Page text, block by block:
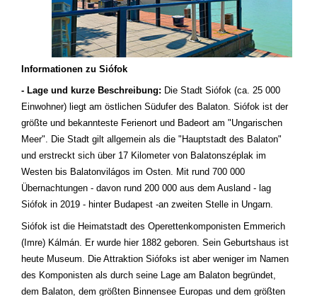
Informationen zu Siófok
- Lage und kurze Beschreibung: Die Stadt Siófok (ca. 25 000
Einwohner) liegt am östlichen Südufer des Balaton. Siófok ist der
größte und bekannteste Ferienort und Badeort am "Ungarischen
Meer". Die Stadt gilt allgemein als die "Hauptstadt des Balaton"
und erstreckt sich über 17 Kilometer von Balatonszéplak im
Westen bis Balatonvilágos im Osten. Mit rund 700 000
Übernachtungen - davon rund 200 000 aus dem Ausland - lag
Siófok in 2019 - hinter Budapest -an zweiten Stelle in Ungarn.
Siófok ist die Heimatstadt des Operettenkomponisten Emmerich
(Imre) Kálmán. Er wurde hier 1882 geboren. Sein Geburtshaus ist
heute Museum. Die Attraktion Siófoks ist aber weniger im Namen
des Komponisten als durch seine Lage am Balaton begründet,
dem Balaton, dem größten Binnensee Europas und dem größten